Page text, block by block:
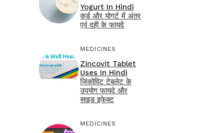
Yogurt In Hindi
कर्ड और योगर्ट में अंतर
एवं दही के फायदे
MEDICINES
Zincovit Tablet
Uses In Hindi
जिंकोविट टेबलेट के
उपयोग फायदे और
साइड इफेक्ट
MEDICINES